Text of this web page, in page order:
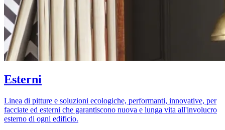
Esterni
Linea di pitture e soluzioni ecologiche, performanti, innovative, per
facciate ed esterni che garantiscono nuova e lunga vita all'involucro
esterno di ogni edificio.